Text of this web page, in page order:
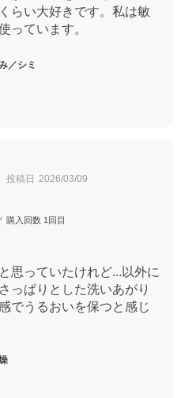
らい大好きです。私は敏
っています。
／シミ
投稿日 2026/03/09
購入回数 1回目
思っていたけれど...以外に
っぱりとした洗いあがり
でうるおいを保つと感じ